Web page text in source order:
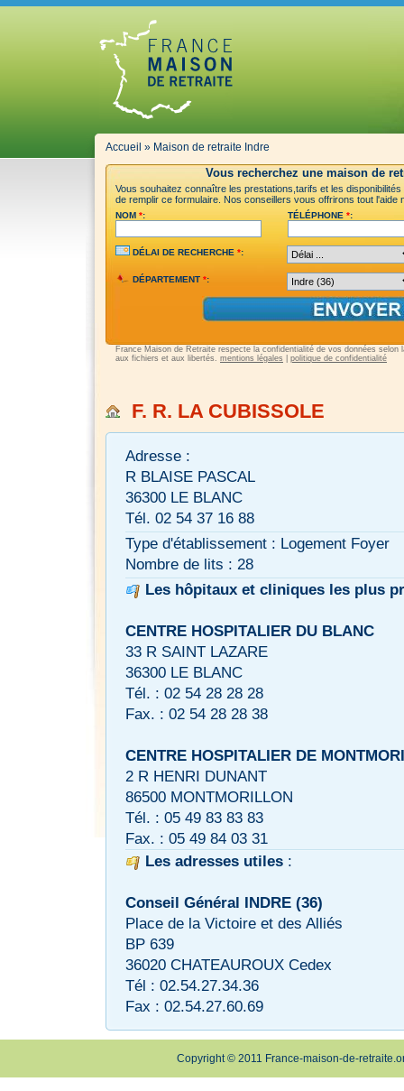
Accueil » Maison de retraite Indre
Vous recherchez une maison de
Vous souhaitez connaître les prestations,tarifs et les
de remplir ce formulaire. Nos conseillers vous offrirons tout
NOM *: TÉLÉPHONE *:
DÉLAI DE RECHERCHE *:
DÉPARTEMENT *:
France Maison de Retraite respecte la confidentialité de vos données selon
aux fichiers et aux libertés. mentions légales politique de confidentialité
F. R. LA CUBISSOLE
Adresse :
R BLAISE PASCAL
36300 LE BLANC
Tél. 02 54 37 16 88
Type d'établissement : Logement Foyer
Nombre de lits : 28
Les hôpitaux et cliniques les plus
CENTRE HOSPITALIER DU BLANC
33 R SAINT LAZARE
36300 LE BLANC
Tél. : 02 54 28 28 28
Fax. : 02 54 28 28 38
CENTRE HOSPITALIER DE
2 R HENRI DUNANT
86500 MONTMORILLON
Tél. : 05 49 83 83 83
Fax. : 05 49 84 03 31
Les adresses utiles :
Conseil Général INDRE (36)
Place de la Victoire et des Alliés
BP 639
36020 CHATEAUROUX Cedex
Tél : 02.54.27.34.36
Fax : 02.54.27.60.69
Copyright © 2011 France-maison-de-